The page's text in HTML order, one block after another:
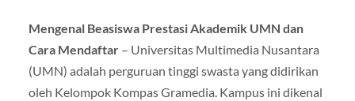
Mengenal Beasiswa Prestasi Akademik UMN dan
Cara Mendaftar– Universitas Multimedia Nusantara
(UMN) adalah perguruan tinggi swasta yang didirikan
oleh Kelompok Kompas Gramedia. Kampus ini dikenal